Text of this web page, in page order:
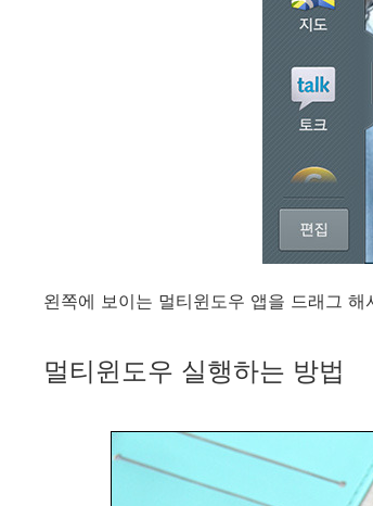
왼쪽에 보이는 멀티윈도우 앱을 드래그
멀티윈도우 실행하는 방법